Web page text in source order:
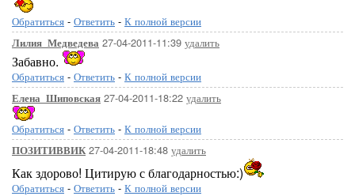
Обратиться - Ответить - К полной версии
Лилия_Медведева 27-04-2011-11:39 удалить
Забавно.
Обратиться - Ответить - К полной версии
Елена_Шиповская 27-04-2011-18:22 удалить
Обратиться - Ответить - К полной версии
ПОЗИТИВВИК27-04-2011-18:48 удалить
Как здорово! Цитирую с благодарностью:)
Обратиться - Ответить - К полной версии